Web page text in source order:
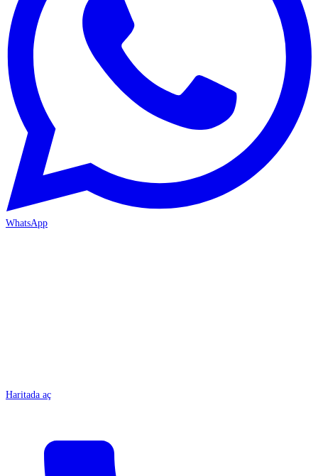
WhatsApp
Haritada aç